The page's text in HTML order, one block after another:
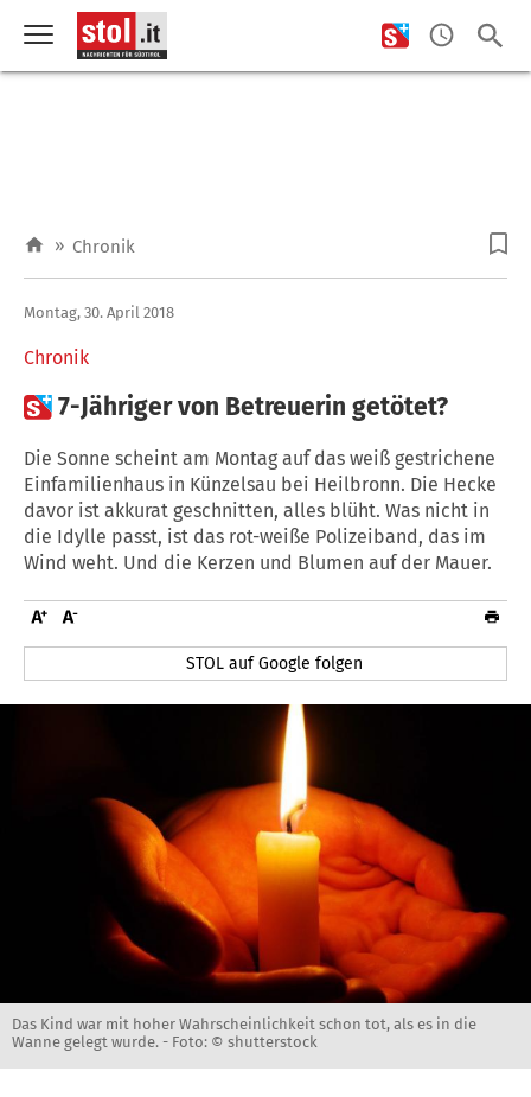
» Chronik
Chronik
Montag, 30. April 2018
7-Jähriger von Betreuerin getötet?
Die Sonne scheint am Montag auf das weiß gestrichene
Einfamilienhaus in Künzelsau bei Heilbronn. Die Hecke
davor ist akkurat geschnitten, alles blüht. Was nicht in
die Idylle passt, ist das rot-weiße Polizeiband, das im
Wind weht. Und die Kerzen und Blumen auf der Mauer.
STOL auf Google folgen
Das Kind war mit hoher Wahrscheinlichkeit schon tot, als es in die
Wanne gelegt wurde. - Foto: © shutterstock